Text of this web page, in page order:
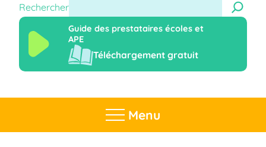
Rechercher
Guide des prestataires écoles et
APE
Téléchargement gratuit
Menu